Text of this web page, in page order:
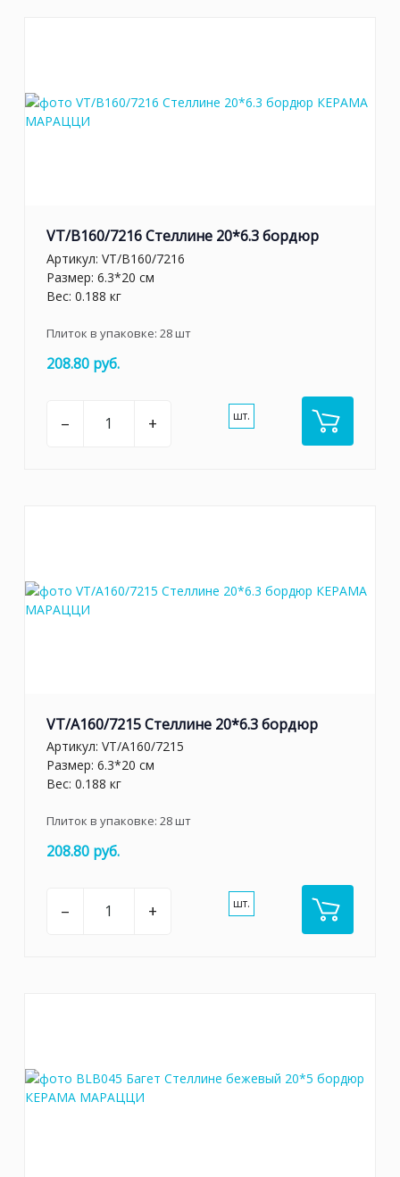
VT/B160/7216 Стеллине 20*6.3 бордюр
Артикул: VT/B160/7216
Размер: 6.3*20 см
Вес: 0.188 кг
Плиток в упаковке: 28шт
208.80 руб.
– + шт.
VT/A160/7215 Стеллине 20*6.3 бордюр
Артикул: VT/A160/7215
Размер: 6.3*20 см
Вес: 0.188 кг
Плиток в упаковке: 28шт
208.80 руб.
– + шт.